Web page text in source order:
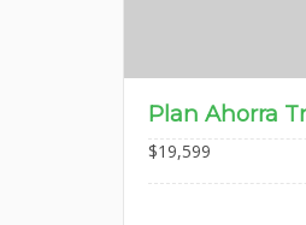
Plan Ahorra
$19,599